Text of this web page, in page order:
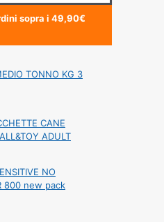
sopra i 49,90€
TONNO KG 3
NO
800 new pack